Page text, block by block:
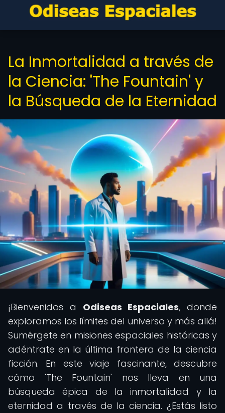
La Inmortalidad a través de
la Ciencia: 'The Fountain' y
la Búsqueda de la Eternidad
¡Bienvenidos a Odiseas Espaciales, donde
exploramos los límites del universo y más allá!
Sumérgete en misiones espaciales históricas y
adéntrate en la última frontera de la ciencia
ficción. En este viaje fascinante, descubre
cómo 'The Fountain' nos lleva en una
búsqueda épica de la inmortalidad y la
eternidad a través de la ciencia. ¿Estás listo